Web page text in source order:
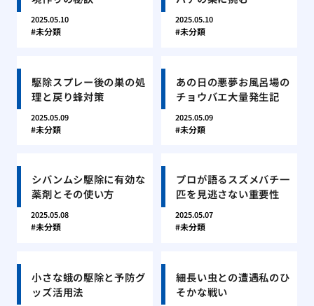
2025.05.10
未分類
2025.05.10
未分類
駆除スプレー後の巣の処
理と戻り蜂対策
2025.05.09
未分類
あの日の悪夢お風呂場の
チョウバエ大量発生記
2025.05.09
未分類
シバンムシ駆除に有効な
薬剤とその使い方
2025.05.08
未分類
プロが語るスズメバチ一
匹を見逃さない重要性
2025.05.07
未分類
小さな蛾の駆除と予防グ
ッズ活用法
細長い虫との遭遇私のひ
そかな戦い